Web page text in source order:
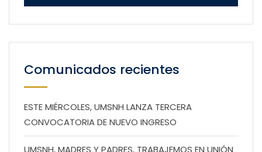
Comunicados recientes
ESTE MIÉRCOLES, UMSNH LANZA TERCERA
CONVOCATORIA DE NUEVO INGRESO
UMSNH, MADRES Y PADRES, TRABAJEMOS EN UNIÓN